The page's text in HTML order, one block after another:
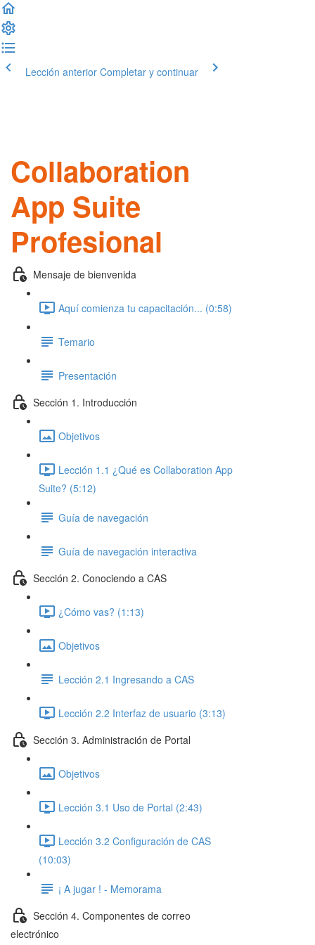
Lección anterior Completar y continuar
Collaboration
App Suite
Profesional
Mensaje de bienvenida
Aquí comienza tu capacitación... (0:58)
Temario
Presentación
Sección 1. Introducción
Objetivos
Lección 1.1 ¿Qué es Collaboration App
Suite? (5:12)
Guía de navegación
Guía de navegación interactiva
Sección 2. Conociendo a CAS
¿Cómo vas? (1:13)
Objetivos
Lección 2.1 Ingresando a CAS
Lección 2.2 Interfaz de usuario (3:13)
Sección 3. Administración de Portal
Objetivos
Lección 3.1 Uso de Portal (2:43)
Lección 3.2 Configuración de CAS
(10:03)
¡ A jugar ! - Memorama
Sección 4. Componentes de correo
electrónico